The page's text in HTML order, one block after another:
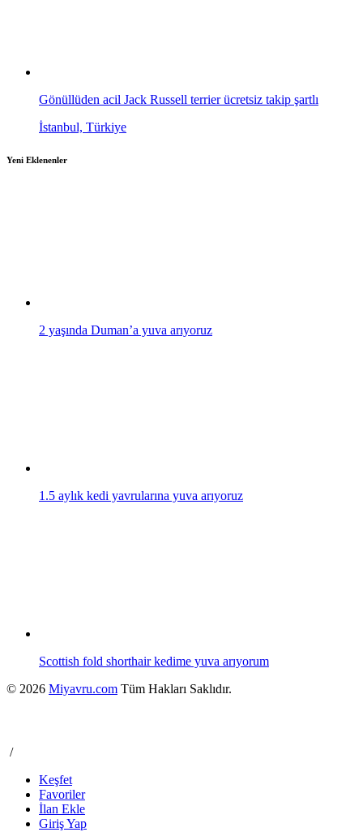
Gönüllüden acil Jack Russell terrier ücretsiz takip şartlı
İstanbul, Türkiye
Yeni Eklenenler
2 yaşında Duman’a yuva arıyoruz
1.5 aylık kedi yavrularına yuva arıyoruz
Scottish fold shorthair kedime yuva arıyorum
© 2026 Miyavru.com Tüm Hakları Saklıdır.
/
Keşfet
Favoriler
İlan Ekle
Giriş Yap